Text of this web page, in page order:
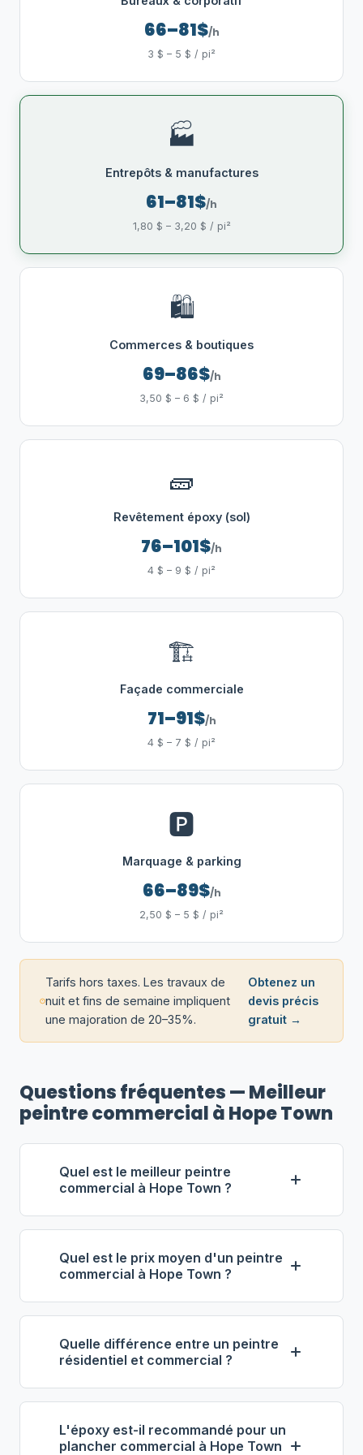
66–81$/h
3 $ – 5 $ / pi²
🏭
Entrepôts & manufactures
61–81$/h
1,80 $ – 3,20 $ / pi²
🛍️
Commerces & boutiques
69–86$/h
3,50 $ – 6 $ / pi²
🧱
Revêtement époxy (sol)
76–101$/h
4 $ – 9 $ / pi²
🏗️
Façade commerciale
71–91$/h
4 $ – 7 $ / pi²
🅿️
Marquage & parking
66–89$/h
2,50 $ – 5 $ / pi²
Tarifs hors taxes. Les travaux de
nuit et fins de semaine impliquent
une majoration de 20–35%.
Obtenez un
devis précis
gratuit →
Questions fréquentes — Meilleur
peintre commercial à Hope Town
Quel est le meilleur peintre
commercial à Hope Town ?
Selon notre classement,Groupe
Labrecque — Commercial
(propriétaire : Bruno Labrecque) se
entrepreneur commercial à Hope
Town. Note : 4.7/5 (68 avis), 13 ans
d'expérience, équipe de 15 employés.
Quel est le prix moyen d'un peintre
commercial à Hope Town ?
À Hope Town, les entrepreneurs en
peinture commerciale facturent entre
61 $ et 81 $ de l'heure. Pour 1 000 pi²,
de plancher coûte entre 4 $ et 9 $ le
pi², tout compris.
Quelle différence entre un peintre
résidentiel et commercial ?
La peinture commerciale implique des
volumes plus importants, des équipes
plus grandes, des produits spécialisés
L'époxy est-il recommandé pour un
plancher commercial à Hope Town